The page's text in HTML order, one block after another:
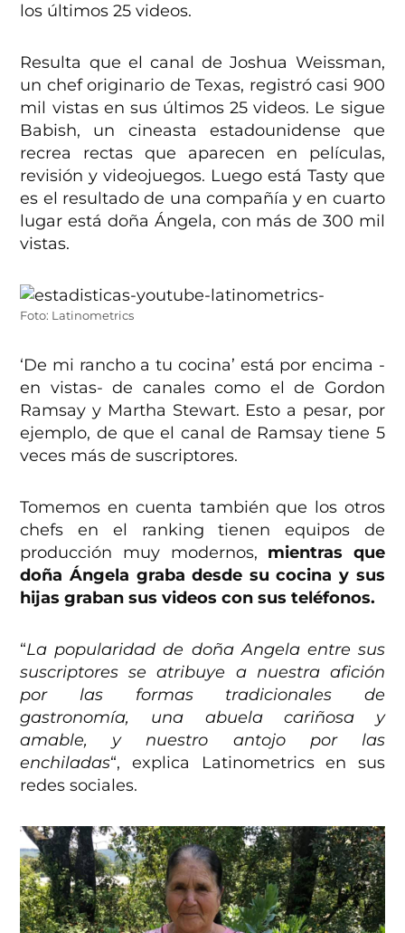
los últimos 25 videos.
Resulta que el canal de Joshua Weissman,
un chef originario de Texas, registró casi 900
mil vistas en sus últimos 25 videos. Le sigue
Babish, un cineasta estadounidense que
recrea rectas que aparecen en películas,
revisión y videojuegos. Luego está Tasty que
es el resultado de una compañía y en cuarto
lugar está doña Ángela, con más de 300 mil
vistas.
Foto: Latinometrics
‘De mi rancho a tu cocina’ está por encima -
en vistas- de canales como el de Gordon
Ramsay y Martha Stewart. Esto a pesar, por
ejemplo, de que el canal de Ramsay tiene 5
veces más de suscriptores.
Tomemos en cuenta también que los otros
chefs en el ranking tienen equipos de
producción muy modernos, mientras que
doña Ángela graba desde su cocina y sus
hijas graban sus videos con sus teléfonos.
“La popularidad de doña Angela entre sus
suscriptores se atribuye a nuestra afición
por las formas tradicionales de
gastronomía, una abuela cariñosa y
amable, y nuestro antojo por las
enchiladas“, explica Latinometrics en sus
redes sociales.